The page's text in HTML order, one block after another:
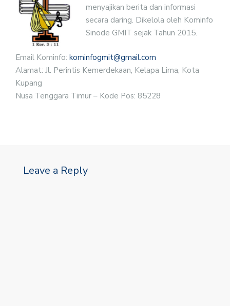
menyajikan berita dan informasi
secara daring. Dikelola oleh Kominfo
Sinode GMIT sejak Tahun 2015.
Email Kominfo: kominfogmit@gmail.com
Alamat: Jl. Perintis Kemerdekaan, Kelapa Lima, Kota
Kupang
Nusa Tenggara Timur – Kode Pos: 85228
Leave a Reply